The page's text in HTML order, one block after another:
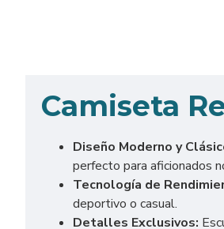
Camiseta
Diseño Moderno y
perfecto para aficionados
Tecnología de
deportivo o casual.
Detalles Exclusivos: